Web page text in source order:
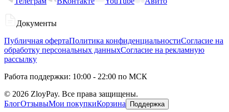
Документы
Публичная офертаПолитика конфиденциальностиСогласие на
обработку персональных данныхСогласие на рекламную
рассылку
Работа поддержки: 10:00 - 22:00 по МСК
© 2026 ZloyPay. Все права защищены.
БлогОтзывыМои покупкиКорзина Поддержка